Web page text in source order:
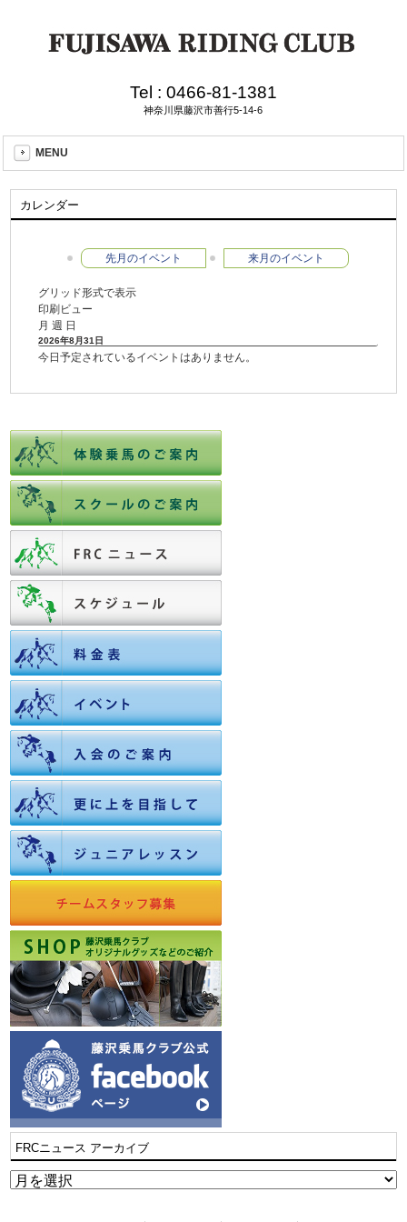
Tel : 0466-81-1381
神奈川県藤沢市善行5-14-6
MENU
カレンダー
先月のイベント 来月のイベント
グリッド形式で表示
印刷ビュー
月 週 日
2026年8月31日
今日予定されているイベントはありません。
FRCニュース アーカイブ